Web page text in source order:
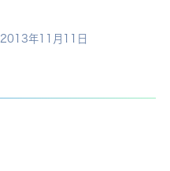
2013年11月11日